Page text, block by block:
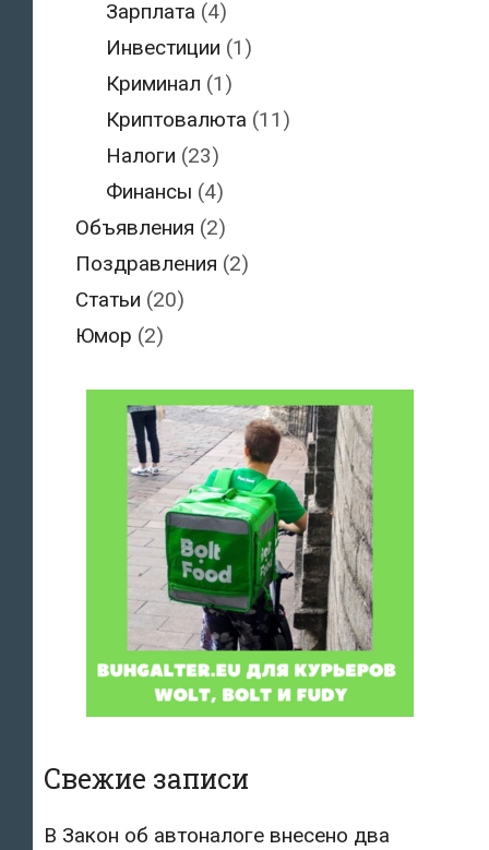
Зарплата (4)
Инвестиции (1)
Криминал (1)
Криптовалюта (11)
Налоги (23)
Финансы (4)
Объявления (2)
Поздравления (2)
Статьи (20)
Юмор (2)
Свежие записи
В Закон об автоналоге внесено два